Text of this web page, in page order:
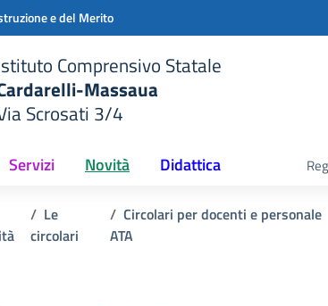
e del Merito
Comprensivo Statale
Massaua
Scrosati 3/4
Servizi Novità Didattica
Le
circolari
Circolari per docenti e personale
ATA